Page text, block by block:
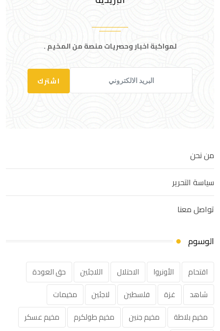
لمواكبة اخبار وحصريات منصة من المخيم .
اشترك
من نحن
سياسة التحرير
تواصل معنا
الوسوم
اقتحام الأونروا الاحتلال اللاجئين
حق العودة
شاهد
غزة فلسطين لاجئين
مخيمات
مخيم بلاطة
مخيم جنين مخيم طولكرم
مخيم عسكر